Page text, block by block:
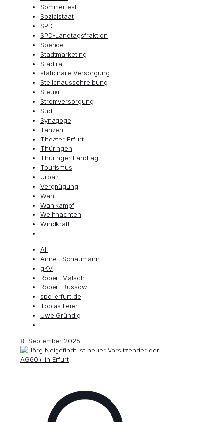
Sommerfest
Sozialstaat
SPD
SPD-Landtagsfraktion
Spende
Stadtmarketing
Stadtrat
stationäre Versorgung
Stellenausschreibung
Steuer
Stromversorgung
Süd
Synagoge
Tanzen
Theater Erfurt
Thüringen
Thüringer Landtag
Tourismus
Urban
Vergnügung
Wahl
Wahlkampf
Weihnachten
Windkraft
All
Annett Schaumann
gKV
Robert Malsch
Robert Büssow
spd-erfurt.de
Tobias Feier
Uwe Gründig
8. September 2025